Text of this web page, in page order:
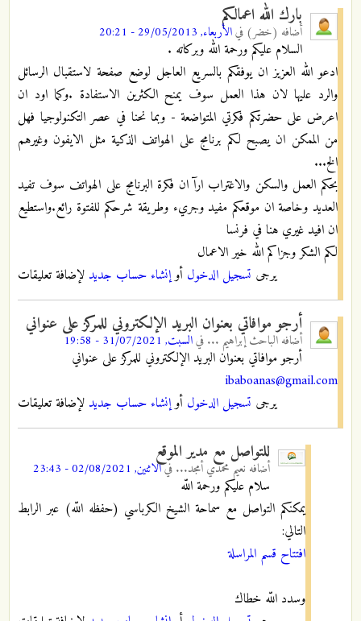
بارك الله اعمالكم
أضافه (خضر) فيالأربعاء, 29/05/2013 - 20:21
السلام عليكم ورحمة الله وبركاته .
ادعو الله العزيز ان يوفقكم بالسريع العاجل لوضع صفحة لاستقبال الرسائل
والرد عليها لان هذا العمل سوف يمنح الكثرين الاستفادة .وكما اود ان
اعرض على حضرتكم فكرتي المتواضعة - وبما نحنا في عصر التكنولوجيا فهل
من الممكن ان يصبح لكم برنامج على الهواتف الذكية مثل الايفون وغيرهم
الخ...
بحكم العمل والسكن والاغتراب ارآ ان فكرة البرنامج على الهواتف سوف تفيد
العديد وخاصة ان موقعكم مفيد وجريء وطريقة شرحكم للفتوة رائع.واستطيع
ان افيد غيري هنا في فرنسا
لكم الشكر وجزاكم الله خير الاعمال
يرجى تسجيل الدخول أوإنشاء حساب جديد لإضافة تعليقات
أرجو موافاتي بعنوان البريد الإلكتروني للمركز على عنواني
أضافه الباحث إبراهيم ... فيالسبت, 31/07/2021 - 19:58
أرجو موافاتي بعنوان البريد الإلكتروني للمركز على عنواني
ibaboanas@gmail.com
يرجى تسجيل الدخول أوإنشاء حساب جديد لإضافة تعليقات
للتواصل مع مدير الموقع
أضافه نعيم محمدي أمجد... فيالاثنين, 02/08/2021 - 23:43
سلام عليكم ورحمة اللّه
يمكنكم التواصل مع سماحة الشيخ الكرباسي (حفظه اللّه) عبر الرابط
التالي:
افتتاح قسم المراسلة
وسدد اللّه خطاك